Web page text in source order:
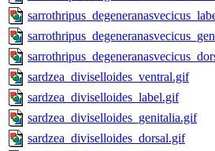
sardzea_diviselloides_ventral.gif
sardzea_diviselloides_label.gif
sardzea_diviselloides_genitalia.gif
sardzea_diviselloides_dorsal.gif